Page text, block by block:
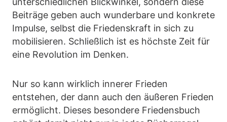
Beiträge geben auch wunderbare und konkrete
Impulse, selbst die Friedenskraft in sich zu
mobilisieren. Schließlich ist es höchste Zeit für
eine Revolution im Denken.
Nur so kann wirklich innerer Frieden
entstehen, der dann auch den äußeren Frieden
ermöglicht. Dieses besondere Friedensbuch